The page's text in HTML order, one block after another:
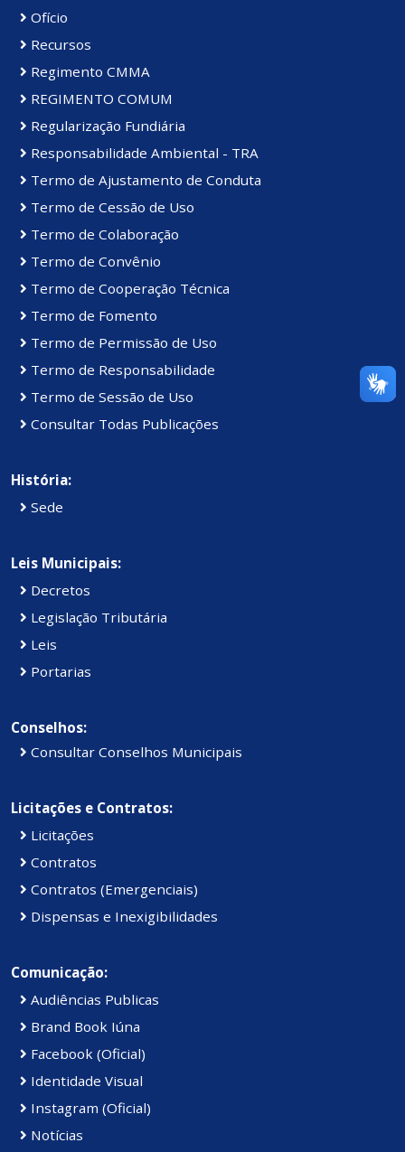
Ofício
Recursos
Regimento CMMA
REGIMENTO COMUM
Regularização Fundiária
Responsabilidade Ambiental - TRA
Termo de Ajustamento de Conduta
Termo de Cessão de Uso
Termo de Colaboração
Termo de Convênio
Termo de Cooperação Técnica
Termo de Fomento
Termo de Permissão de Uso
Termo de Responsabilidade
Termo de Sessão de Uso
Consultar Todas Publicações
História:
Sede
Leis Municipais:
Decretos
Legislação Tributária
Leis
Portarias
Conselhos:
Consultar Conselhos Municipais
Licitações e Contratos:
Licitações
Contratos
Contratos (Emergenciais)
Dispensas e Inexigibilidades
Comunicação:
Audiências Publicas
Brand Book Iúna
Facebook (Oficial)
Identidade Visual
Instagram (Oficial)
Notícias